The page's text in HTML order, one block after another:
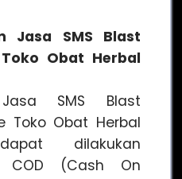
Jasa SMS Blast
Obat Herbal
SMS Blast
Toko Obat Herbal
dilakukan
COD (Cash On